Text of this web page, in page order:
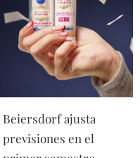
Beiersdorf ajusta
previsiones en el